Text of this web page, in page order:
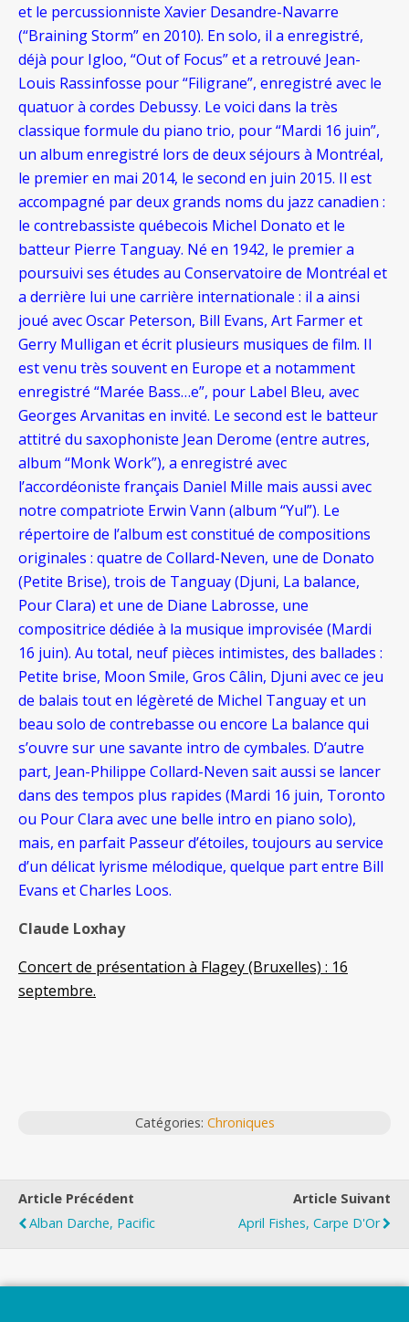
et le percussionniste Xavier Desandre-Navarre
(“Braining Storm” en 2010). En solo, il a enregistré,
déjà pour Igloo, “Out of Focus” et a retrouvé Jean-
Louis Rassinfosse pour “Filigrane”, enregistré avec le
quatuor à cordes Debussy. Le voici dans la très
classique formule du piano trio, pour “Mardi 16 juin”,
un album enregistré lors de deux séjours à Montréal,
le premier en mai 2014, le second en juin 2015. Il est
accompagné par deux grands noms du jazz canadien :
le contrebassiste québecois Michel Donato et le
batteur Pierre Tanguay. Né en 1942, le premier a
poursuivi ses études au Conservatoire de Montréal et
a derrière lui une carrière internationale : il a ainsi
joué avec Oscar Peterson, Bill Evans, Art Farmer et
Gerry Mulligan et écrit plusieurs musiques de film. Il
est venu très souvent en Europe et a notamment
enregistré “Marée Bass…e”, pour Label Bleu, avec
Georges Arvanitas en invité. Le second est le batteur
attitré du saxophoniste Jean Derome (entre autres,
album “Monk Work”), a enregistré avec
l’accordéoniste français Daniel Mille mais aussi avec
notre compatriote Erwin Vann (album “Yul”). Le
répertoire de l’album est constitué de compositions
originales : quatre de Collard-Neven, une de Donato
(Petite Brise), trois de Tanguay (Djuni, La balance,
Pour Clara) et une de Diane Labrosse, une
compositrice dédiée à la musique improvisée (Mardi
16 juin). Au total, neuf pièces intimistes, des ballades :
Petite brise, Moon Smile, Gros Câlin, Djuni avec ce jeu
de balais tout en légèreté de Michel Tanguay et un
beau solo de contrebasse ou encore La balance qui
s’ouvre sur une savante intro de cymbales. D’autre
part, Jean-Philippe Collard-Neven sait aussi se lancer
dans des tempos plus rapides (Mardi 16 juin, Toronto
ou Pour Clara avec une belle intro en piano solo),
mais, en parfait Passeur d’étoiles, toujours au service
d’un délicat lyrisme mélodique, quelque part entre Bill
Evans et Charles Loos.
Claude Loxhay
Concert de présentation à Flagey (Bruxelles) : 16
septembre.
Catégories: Chroniques
Article Précédent
Alban Darche, Pacific
Article Suivant
April Fishes, Carpe D'Or